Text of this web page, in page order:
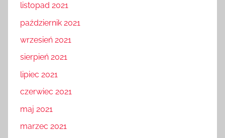
listopad 2021
październik 2021
wrzesień 2021
sierpień 2021
lipiec 2021
czerwiec 2021
maj 2021
marzec 2021